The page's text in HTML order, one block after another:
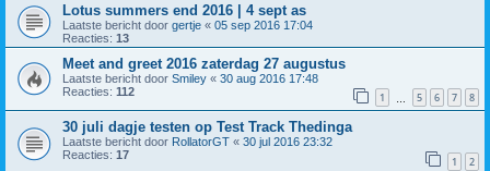
Lotus summers end 2016 | 4 sept as
Laatste bericht door gertje « 05 sep 2016 17:04
Reacties: 13
Meet and greet 2016 zaterdag 27 augustus
Laatste bericht door Smiley « 30 aug 2016 17:48
Reacties: 112 1 5 6 7 8
30 juli dagje testen op Test Track Thedinga
Laatste bericht door RollatorGT « 30 jul 2016 23:32
Reacties: 17 1 2